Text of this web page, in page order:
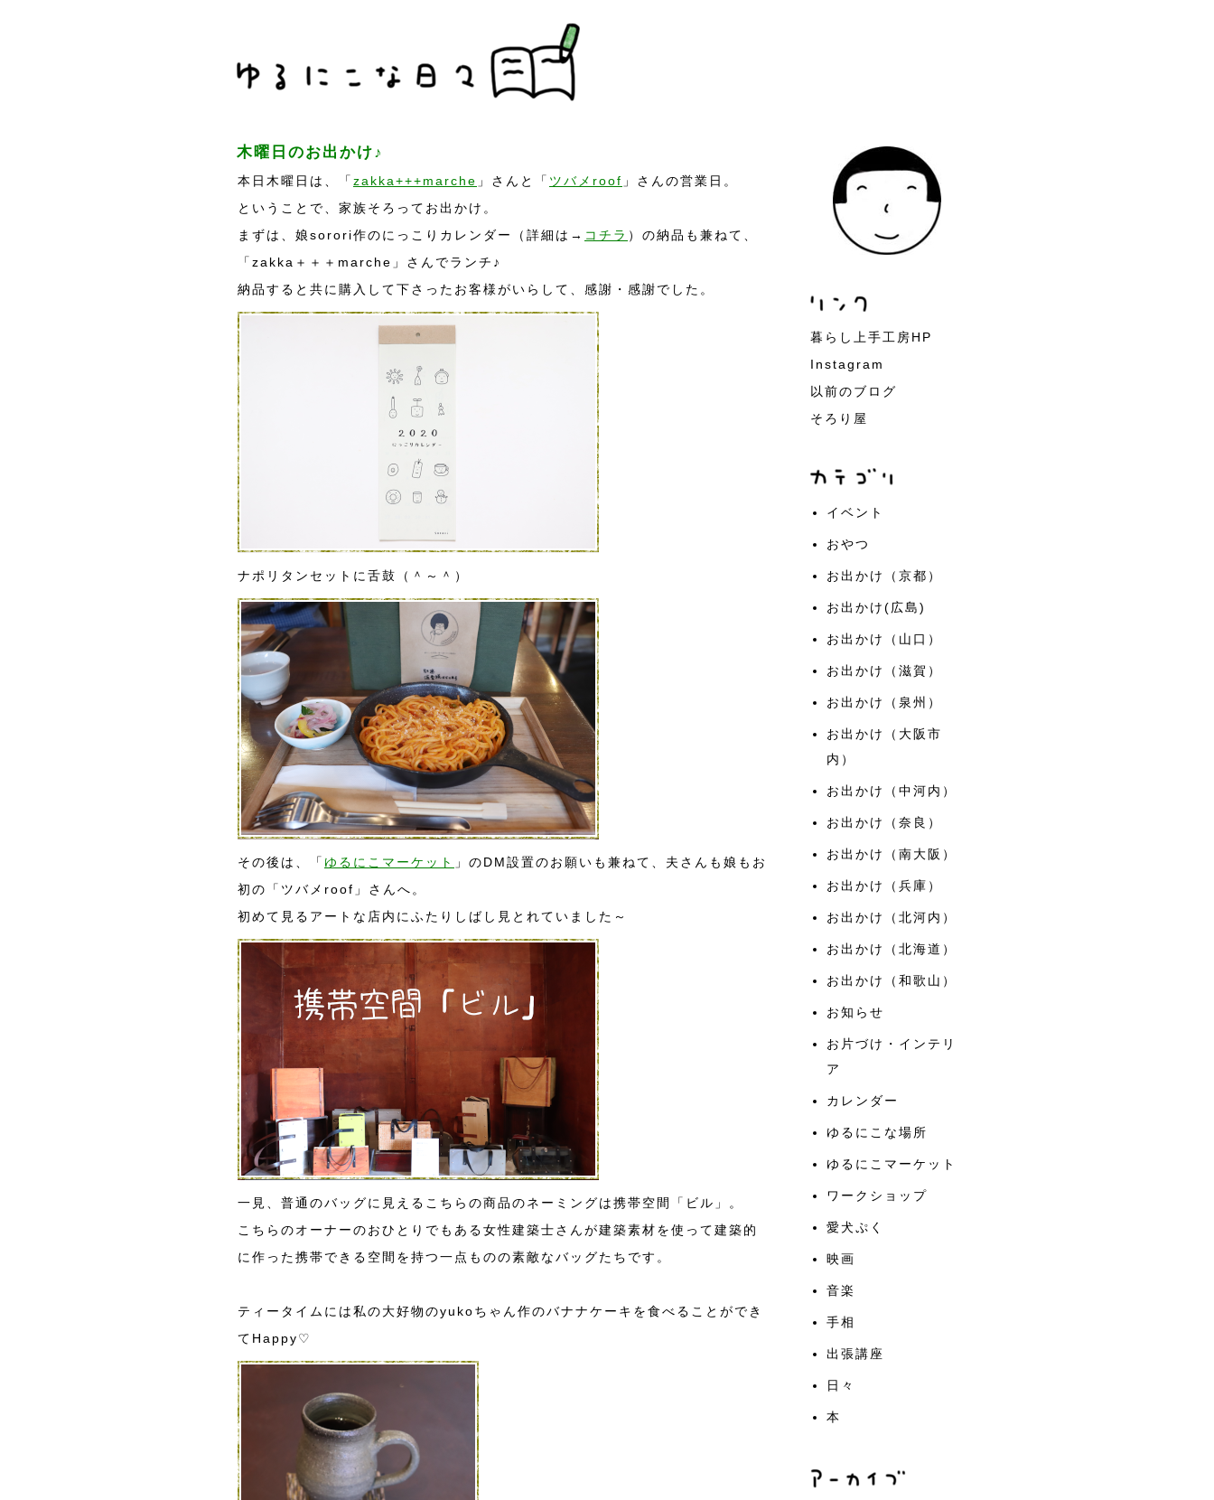
木曜日のお出かけ♪
本日木曜日は、「 zakka+++marche 」さんと「 ツバメroof 」さんの営業日。
ということで、家族そろってお出かけ。
まずは、娘sorori作のにっこりカレンダー（詳細は→ コチラ ）の納品も兼ねて、
「zakka＋＋＋marche」さんでランチ♪
納品すると共に購入して下さったお客様がいらして、感謝・感謝でした。
ナポリタンセットに舌鼓（＾～＾）
その後は、「 ゆるにこマーケット
」のDM設置のお願いも兼ねて、夫さんも娘もお
初の「ツバメroof」さんへ。
初めて見るアートな店内にふたりしばし見とれていました～
一見、普通のバッグに見えるこちらの商品のネーミングは携帯空間「ビル」。
こちらのオーナーのおひとりでもある女性建築士さんが建築素材を使って建築的
に作った携帯できる空間を持つ一点ものの素敵なバッグたちです。
ティータイムには私の大好物のyukoちゃん作のバナナケーキを食べることができ
てHappy♡
暮らし上手工房HP
Instagram
以前のブログ
そろり屋
イベント
おやつ
お出かけ（京都）
お出かけ(広島)
お出かけ（山口）
お出かけ（滋賀）
お出かけ（泉州）
お出かけ（大阪市
内）
お出かけ（中河内）
お出かけ（奈良）
お出かけ（南大阪）
お出かけ（兵庫）
お出かけ（北河内）
お出かけ（北海道）
お出かけ（和歌山）
お知らせ
お片づけ・インテリ
ア
カレンダー
ゆるにこな場所
ゆるにこマーケット
ワークショップ
愛犬ぷく
映画
音楽
手相
出張講座
日々
本